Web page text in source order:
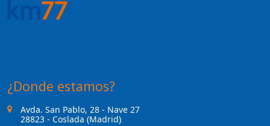
¿Donde estamos?
Avda. San Pablo, 28 - Nave 27
28823 - Coslada (Madrid)